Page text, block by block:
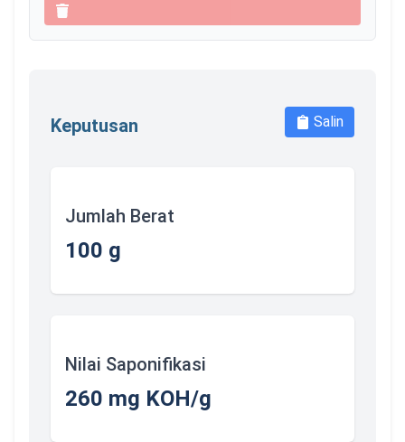
Keputusan Salin
Jumlah Berat
100 g
Nilai Saponifikasi
260 mg KOH/g